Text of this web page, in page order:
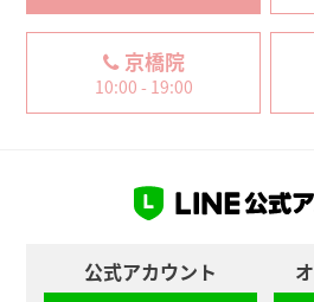
京橋院
10:00 - 19:00
公式アカウント